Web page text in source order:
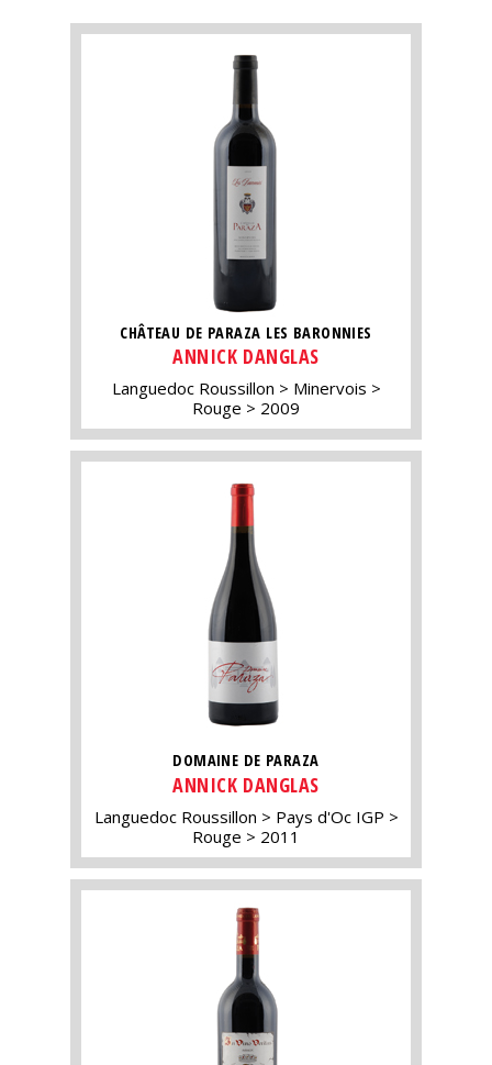
CHÂTEAU DE PARAZA LES BARONNIES
ANNICK DANGLAS
Languedoc Roussillon
Minervois
Rouge
2009
DOMAINE DE PARAZA
ANNICK DANGLAS
Languedoc Roussillon
Pays d'Oc IGP
Rouge
2011